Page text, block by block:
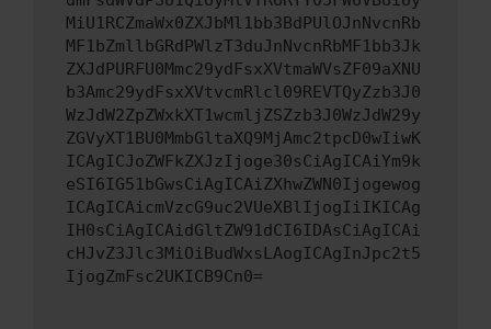
MiU1RCZmaWx0ZXJbMl1bb3BdPUlOJnNvcnRb
MF1bZmllbGRdPWlzT3duJnNvcnRbMF1bb3Jk
ZXJdPURFU0Mmc29ydFsxXVtmaWVsZF09aXNU
b3Amc29ydFsxXVtvcmRlcl09REVTQyZzb3J0
WzJdW2ZpZWxkXT1wcmljZSZzb3J0WzJdW29y
ZGVyXT1BU0MmbGltaXQ9MjAmc2tpcD0wIiwK
ICAgICJoZWFkZXJzIjoge30sCiAgICAiYm9k
eSI6IG51bGwsCiAgICAiZXhwZWN0Ijogewog
ICAgICAicmVzcG9uc2VUeXBlIjogIiIKICAg
IH0sCiAgICAidGltZW91dCI6IDAsCiAgICAi
cHJvZ3Jlc3MiOiBudWxsLAogICAgInJpc2t5
IjogZmFsc2UKICB9Cn0=